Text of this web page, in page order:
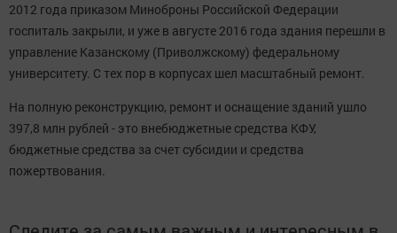
2012 года приказом Миноброны Российской Федерации
госпиталь закрыли, и уже в августе 2016 года здания перешли в
управление Казанскому (Приволжскому) федеральному
университету. С тех пор в корпусах шел масштабный ремонт.
На полную реконструкцию, ремонт и оснащение зданий ушло
397,8 млн рублей - это внебюджетные средства КФУ,
бюджетные средства за счет субсидии и средства
пожертвования.